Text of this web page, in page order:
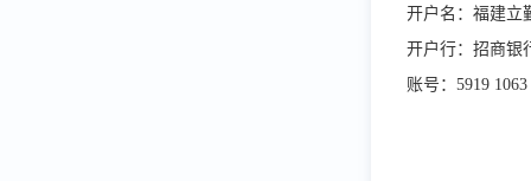
开户名：福建立
开户行：招商银
账号：5919 1063